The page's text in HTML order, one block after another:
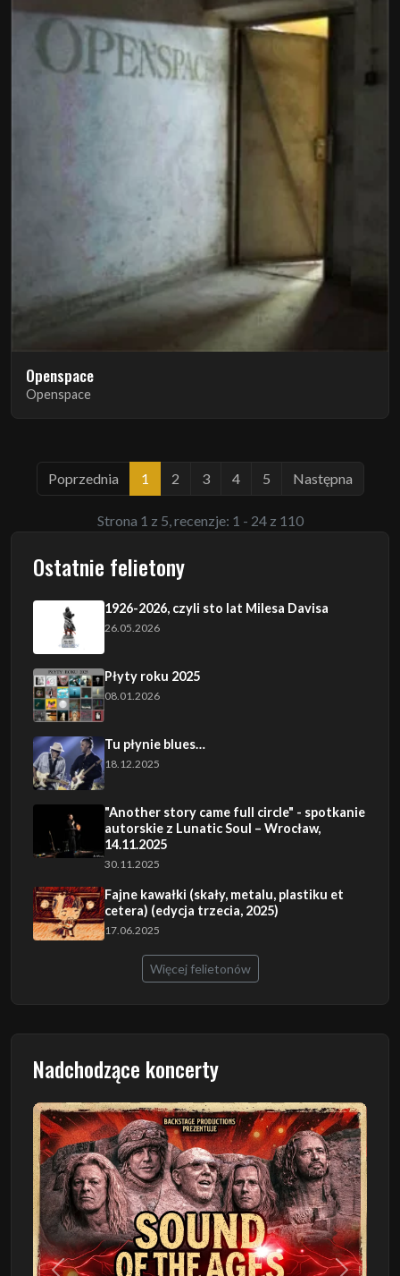
Openspace
Openspace
Poprzednia 1 2 3 4 5 Następna
Strona 1 z 5, recenzje: 1 - 24 z 110
Ostatnie felietony
1926-2026, czyli sto lat Milesa Davisa
26.05.2026
Płyty roku 2025
08.01.2026
Tu płynie blues…
18.12.2025
"Another story came full circle" - spotkanie
autorskie z Lunatic Soul – Wrocław,
14.11.2025
30.11.2025
Fajne kawałki (skały, metalu, plastiku et
cetera) (edycja trzecia, 2025)
17.06.2025
Więcej felietonów
Nadchodzące koncerty